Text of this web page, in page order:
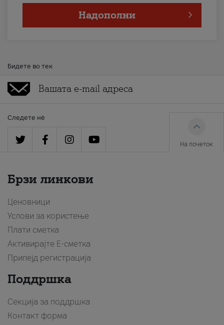
Надополни
Бидете во тек
Следете нè
На почеток
Брзи линкови
Ценовници
Услови за користење
Плати сметка
Активирајте Е-сметка
Припејд регистрација
Поддршка
Секција за поддршка
Контакт форма